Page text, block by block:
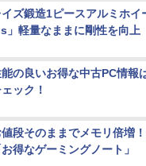
イズ鍛造1ピースアルミホイ
」軽量なままに剛性を向上
の良いお得な中古PC情報
ック！
値段そのままでメモリ倍増
お得なゲーミングノート」